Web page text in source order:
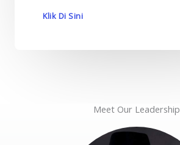
Klik Di Sini
Meet Our Leadership